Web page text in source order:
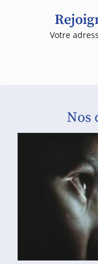
Votre
Nos